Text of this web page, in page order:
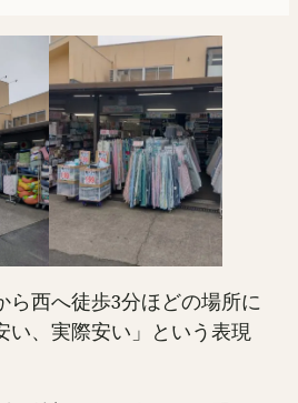
ら西へ徒歩3分ほどの場所に
い、実際安い」という表現